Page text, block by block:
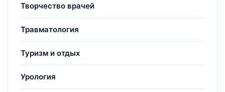
Творчество врачей
Травматология
Туризм и отдых
Урология